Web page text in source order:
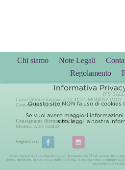
Chi siamo Note Legali
Regolamento
IVY
Corso Vittorio Emanuele, 12 41121 MODENA (MO)
Contatti: 800 618 667,
Consegnamo direttamente a:
Modena Altre localita'
Seguici su:
Il sito internet è di proprietà di Gruppo Internazionale TF srl, società che ne
fiorista medesimo. In caso di sua indisponibilità, il servizio verra' comunque
appartenenti al circuito.
Informativa
Questo sito NON fa uso di cookies
Se vuoi avere maggiori
sito, leggi la nostra